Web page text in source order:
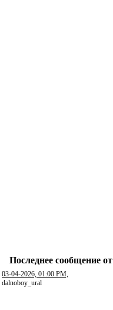
Последнее сообщение от
03-04-2026, 01:00 PM,
dalnoboy_ural